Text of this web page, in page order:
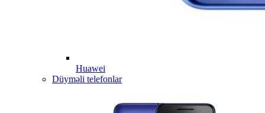
Huawei
Düyməli telefonlar